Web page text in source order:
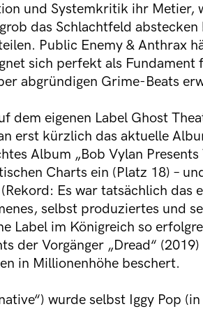
und Systemkritik ihr Metier,
das Schlachtfeld
Public Enemy & Anthrax
sich perfekt als Fundament
abgründigen Grime-Beats
dem eigenen Label Ghost
erst kürzlich das aktuelle
Album „Bob Vylan
Charts ein (Platz 18) –
Es war tatsächlich das
selbst produziertes und
Label im Königreich so
der Vorgänger „Dread“ (2019)
in Millionenhöhe beschert.
wurde selbst Iggy Pop (in